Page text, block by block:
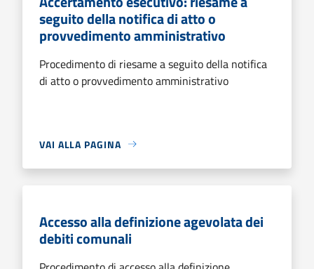
seguito della notifica di atto o
provvedimento amministrativo
Procedimento di riesame a seguito della notifica
di atto o provvedimento amministrativo
VAI ALLA PAGINA
Accesso alla definizione agevolata dei
debiti comunali